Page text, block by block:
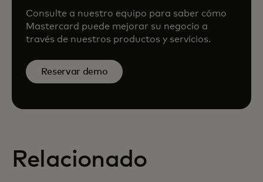
Consulte a nuestro equipo para saber cómo
Mastercard puede mejorar su negocio a
través de nuestros productos y servicios.
Reservar demo
Relacionado